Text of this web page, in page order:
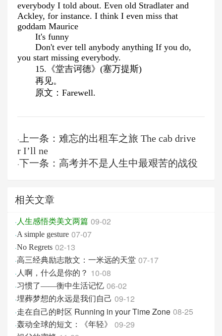
everybody I told about. Even old Stradlater and
Ackley, for instance. I think I even miss that
goddam Maurice
It's funny
Don't ever tell anybody anything If you do,
you start missing everybody.
15.《堂吉诃德》(塞万提斯)
再见。
原文：Farewell.
· 上一条：难忘的出租车之旅 The cab drive
r I’ll ne
·下一条：高考并不是人生中最艰苦的战役
相关文章
· 人生感悟类美文两篇 09-02
·A simple gesture 07-07
·No Regrets 02-13
·高三经典励志散文：一米远的天堂 07-17
· 人啊，什么是你的？ 10-08
·习惯了——衡中生活记忆 06-02
·埋葬梦想的永远是我们自己 09-12
·走在自己的时区 Running in your Time Zone 08-25
·轰动全球的短文：《年轻》 09-29